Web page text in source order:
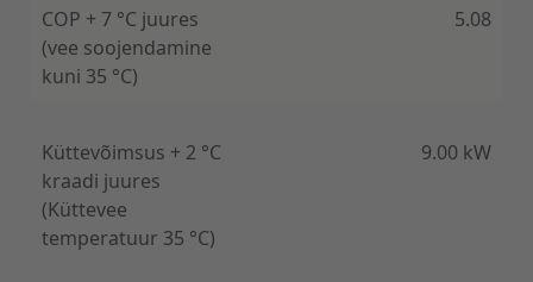
COP + 7 °C juures
(vee soojendamine
kuni 35 °C)
5.08
Küttevõimsus + 2 °C
kraadi juures
(Küttevee
temperatuur 35 °C)
9.00 kW